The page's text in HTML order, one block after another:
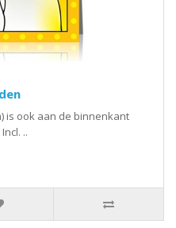
is ook aan de binnenkant
..